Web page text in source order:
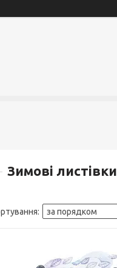
Зимові листівки